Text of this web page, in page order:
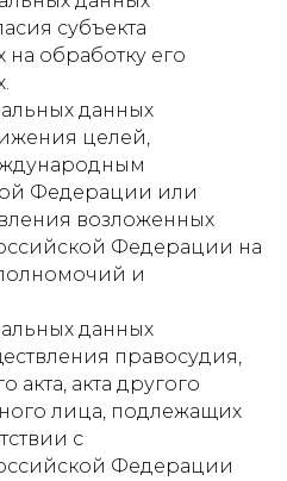
субъекта
обработку его
данных
целей,
Федерации или
возложенных
Федерации на
и
данных
правосудия,
акта, акта другого
лица, подлежащих
с
Федерации